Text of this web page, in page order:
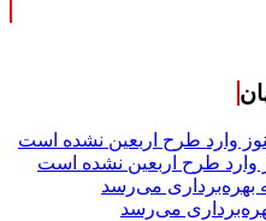
می‌رسد